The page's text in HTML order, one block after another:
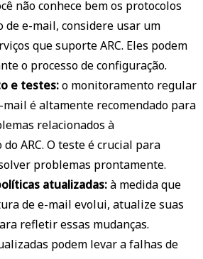
não conhece bem os protocolos
de e-mail, considere usar um
que suporte ARC. Eles podem
o processo de configuração.
e testes:o monitoramento regular
é altamente recomendado para
relacionados à
ARC. O teste é crucial para
problemas prontamente.
atualizadas:à medida que
de e-mail evolui, atualize suas
refletir essas mudanças.
podem levar a falhas de